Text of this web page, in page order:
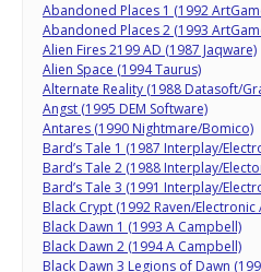
Abandoned Places 1 (1992
Abandoned Places 2 (1993
Alien Fires 2199 AD (1987 Jaqware)
Alien Space (1994 Taurus)
Alternate Reality (1988 Datasoft/
Angst (1995 DEM Software)
Antares (1990 Nightmare/Bomico)
Bard’s Tale 1 (1987 Interplay/
Bard’s Tale 2 (1988 Interplay/
Bard’s Tale 3 (1991 Interplay/
Black Crypt (1992 Raven/Electronic
Black Dawn 1 (1993 A Campbell)
Black Dawn 2 (1994 A Campbell)
Black Dawn 3 Legions of Dawn